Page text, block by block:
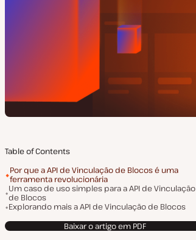
Table of Contents
Por que a API de Vinculação de Blocos é uma
ferramenta revolucionária
Um caso de uso simples para a API de Vinculação
de Blocos
Explorando mais a API de Vinculação de Blocos
Baixar o artigo em PDF